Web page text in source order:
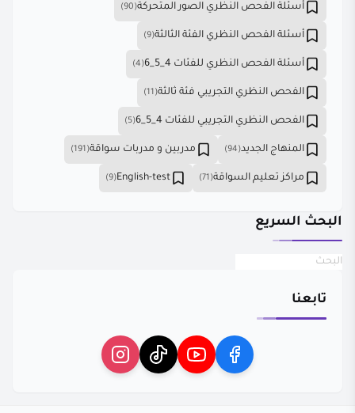
أسئلة الفحص النظري الصور المتحركة(90)
أسئلة الفحص النظري الفئة الثالثة(9)
أسئلة الفحص النظري للفئات 4_5_6 (4)
الفحص النظري التجريبي فئة ثالثة(11)
الفحص النظري التجريبي للفئات 4_5_6 (5)
المنهاج الجديد(94) مدربين و مدربات سواقة(191)
مراكز تعليم السواقة(71)
English-test
(9)
البحث السريع
تابعنا